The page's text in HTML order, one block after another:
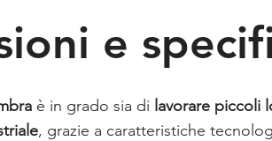
e
è in grado sia di lavorare piccoli
, grazie a caratteristiche